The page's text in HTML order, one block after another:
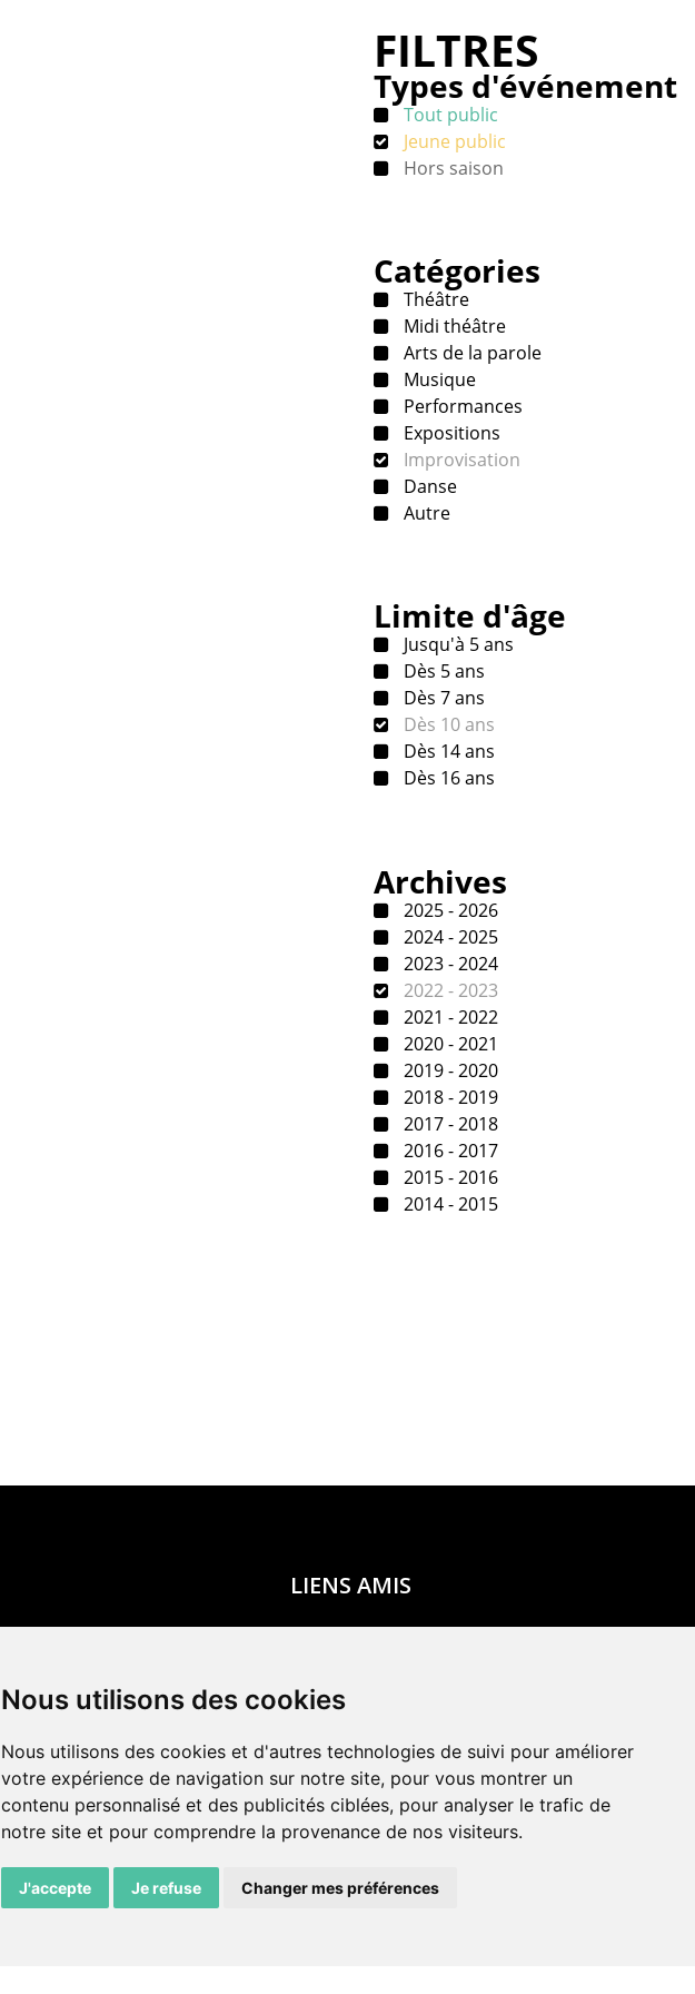
Nous utilisons des cookies
Nous utilisons des cookies et d'autres technologies de suivi pour améliorer
votre expérience de navigation sur notre site, pour vous montrer un
contenu personnalisé et des publicités ciblées, pour analyser le trafic de
notre site et pour comprendre la provenance de nos visiteurs.
J'accepte Je refuse Changer mes préférences
FILTRES
Types d'événement
Tout public
Jeune public
Hors saison
Catégories
Théâtre
Midi théâtre
Arts de la parole
Musique
Performances
Expositions
Improvisation
Danse
Autre
Limite d'âge
Jusqu'à 5 ans
Dès 5 ans
Dès 7 ans
Dès 10 ans
Dès 14 ans
Dès 16 ans
Archives
2025 - 2026
2024 - 2025
2023 - 2024
2022 - 2023
2021 - 2022
2020 - 2021
2019 - 2020
2018 - 2019
2017 - 2018
2016 - 2017
2015 - 2016
2014 - 2015
LIENS AMIS